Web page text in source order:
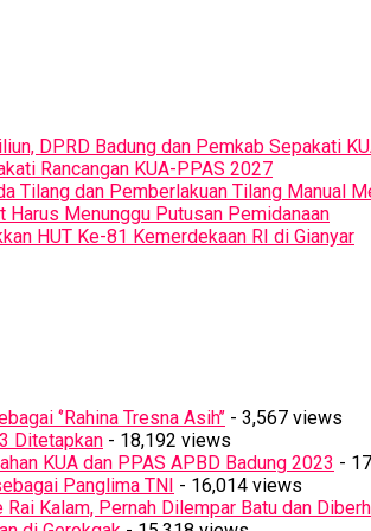
DPRD Badung dan Pemkab Sepakati
Rancangan KUA-PPAS 2027
Tilang dan Pemberlakuan Tilang Manual
Harus Menunggu Putusan Pemidanaan
HUT Ke-81 Kemerdekaan RI di Gianyar
‘’Rahina Tresna Asih’’ - 3,567 views
Ditetapkan - 18,192 views
KUA dan PPAS APBD Badung 2023 -
Panglima TNI
- 16,014 views
Kalam, Pernah Dilempar Batu dan